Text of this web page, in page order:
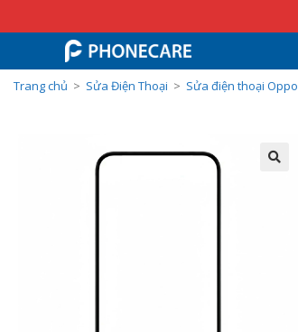
Trang chủ > Sửa Điện Thoại > Sửa điện thoại Oppo